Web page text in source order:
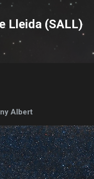
Salta al contingut
Lleida (SALL)
Albert